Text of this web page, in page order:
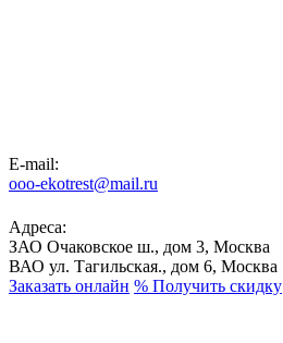
E-mail:
ooo-ekotrest@mail.ru
Адреса:
ЗАО Очаковское ш., дом 3, Москва
ВАО ул. Тагильская., дом 6, Москва
Заказать онлайн % Получить скидку